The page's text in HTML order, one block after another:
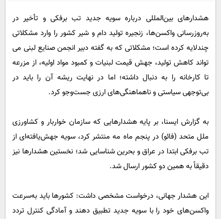
فناوری
گوناگون
حوادث
سلامت
بین الملل
حیات وحش
آشپزی
دانلود
هشدارهای بین‌المللی درباره سویه جدید تب برفکی و تأخیر در
به‌روزرسانی واکسن‌ها، زنجیره تولید دام و شیر کشور را وارد مشکلاتی
چندلایه کرده است؛ مشکلاتی که به گفته دبیر انجمن صنایع لبنی می
تواند کاهش تولید، جهش قیمت لبنیات و کمبود مواد اولیه، از مزرعه
تا کارخانه را به دنبال داشته؛ اما در نهایت ریشه آن را باید در
بی‌توجهی سیاستی و ناهماهنگی‌های ارزی جست‌وجو کرد.
به گزارش ایسنا، بر پایه هشدارهایی که سازمان خواربار و کشاورزی
ملل متحد (فائو) در پنجم ماه مه منتشر کرد، سویه جهش‌یافته‌ای از
تب برفکی ابتدا در عراق و بحرین شناسایی شد؛ نخستین هشدارها نیز
دقیقاً به همین دو کشور ارسال شد.
این هشدار جهانی، درخواست مشخصی داشت: کشورها باید به‌سرعت
واکسن‌های خود را با سویه جدید تطبیق دهند و آمادگی کنترل تردد